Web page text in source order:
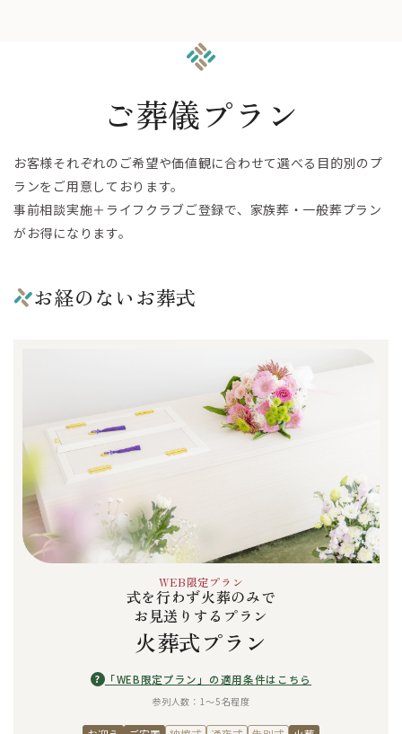
ご葬儀プラン
お客様それぞれのご希望や価値観に合わせて選べる目的別のプ
ランをご用意しております。
事前相談実施＋ライフクラブご登録で、家族葬・一般葬プラン
がお得になります。
お経のないお葬式
WEB限定プラン
式を行わず火葬のみで
お見送りするプラン
火葬式プラン
? 「WEB限定プラン」の適用条件はこちら
参列人数：1〜5名程度